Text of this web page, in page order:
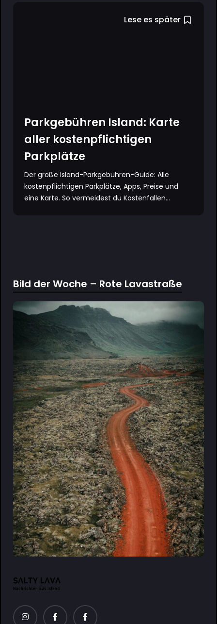
Lese es später
Parkgebühren Island: Karte
aller kostenpflichtigen
Parkplätze
Der große Island-Parkgebühren-Guide: Alle
kostenpflichtigen Parkplätze, Apps, Preise und
eine Karte. So vermeidest du Kostenfallen...
Bild der Woche – Rote Lavastraße